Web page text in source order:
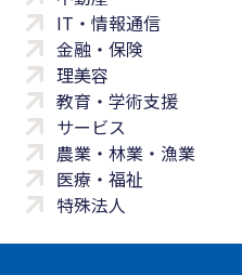
IT・情報通信
金融・保険
理美容
教育・学術支援
サービス
農業・林業・漁業
医療・福祉
特殊法人